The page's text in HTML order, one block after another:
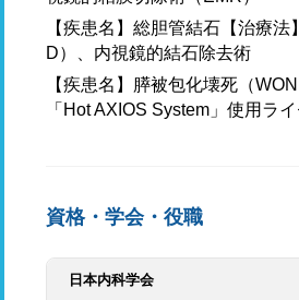
【疾患名】総胆管結石【治療
D）、内視鏡的結石除去術
【疾患名】膵被包化壊死（
「Hot AXIOS System」使用ラ
資格・学会・役職
日本内科学会